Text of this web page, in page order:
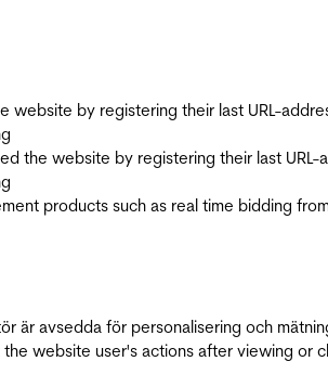
website by registering their last URL-
the website by registering their last URL-
products such as real time bidding
är avsedda för personalisering och
website user's actions after viewing